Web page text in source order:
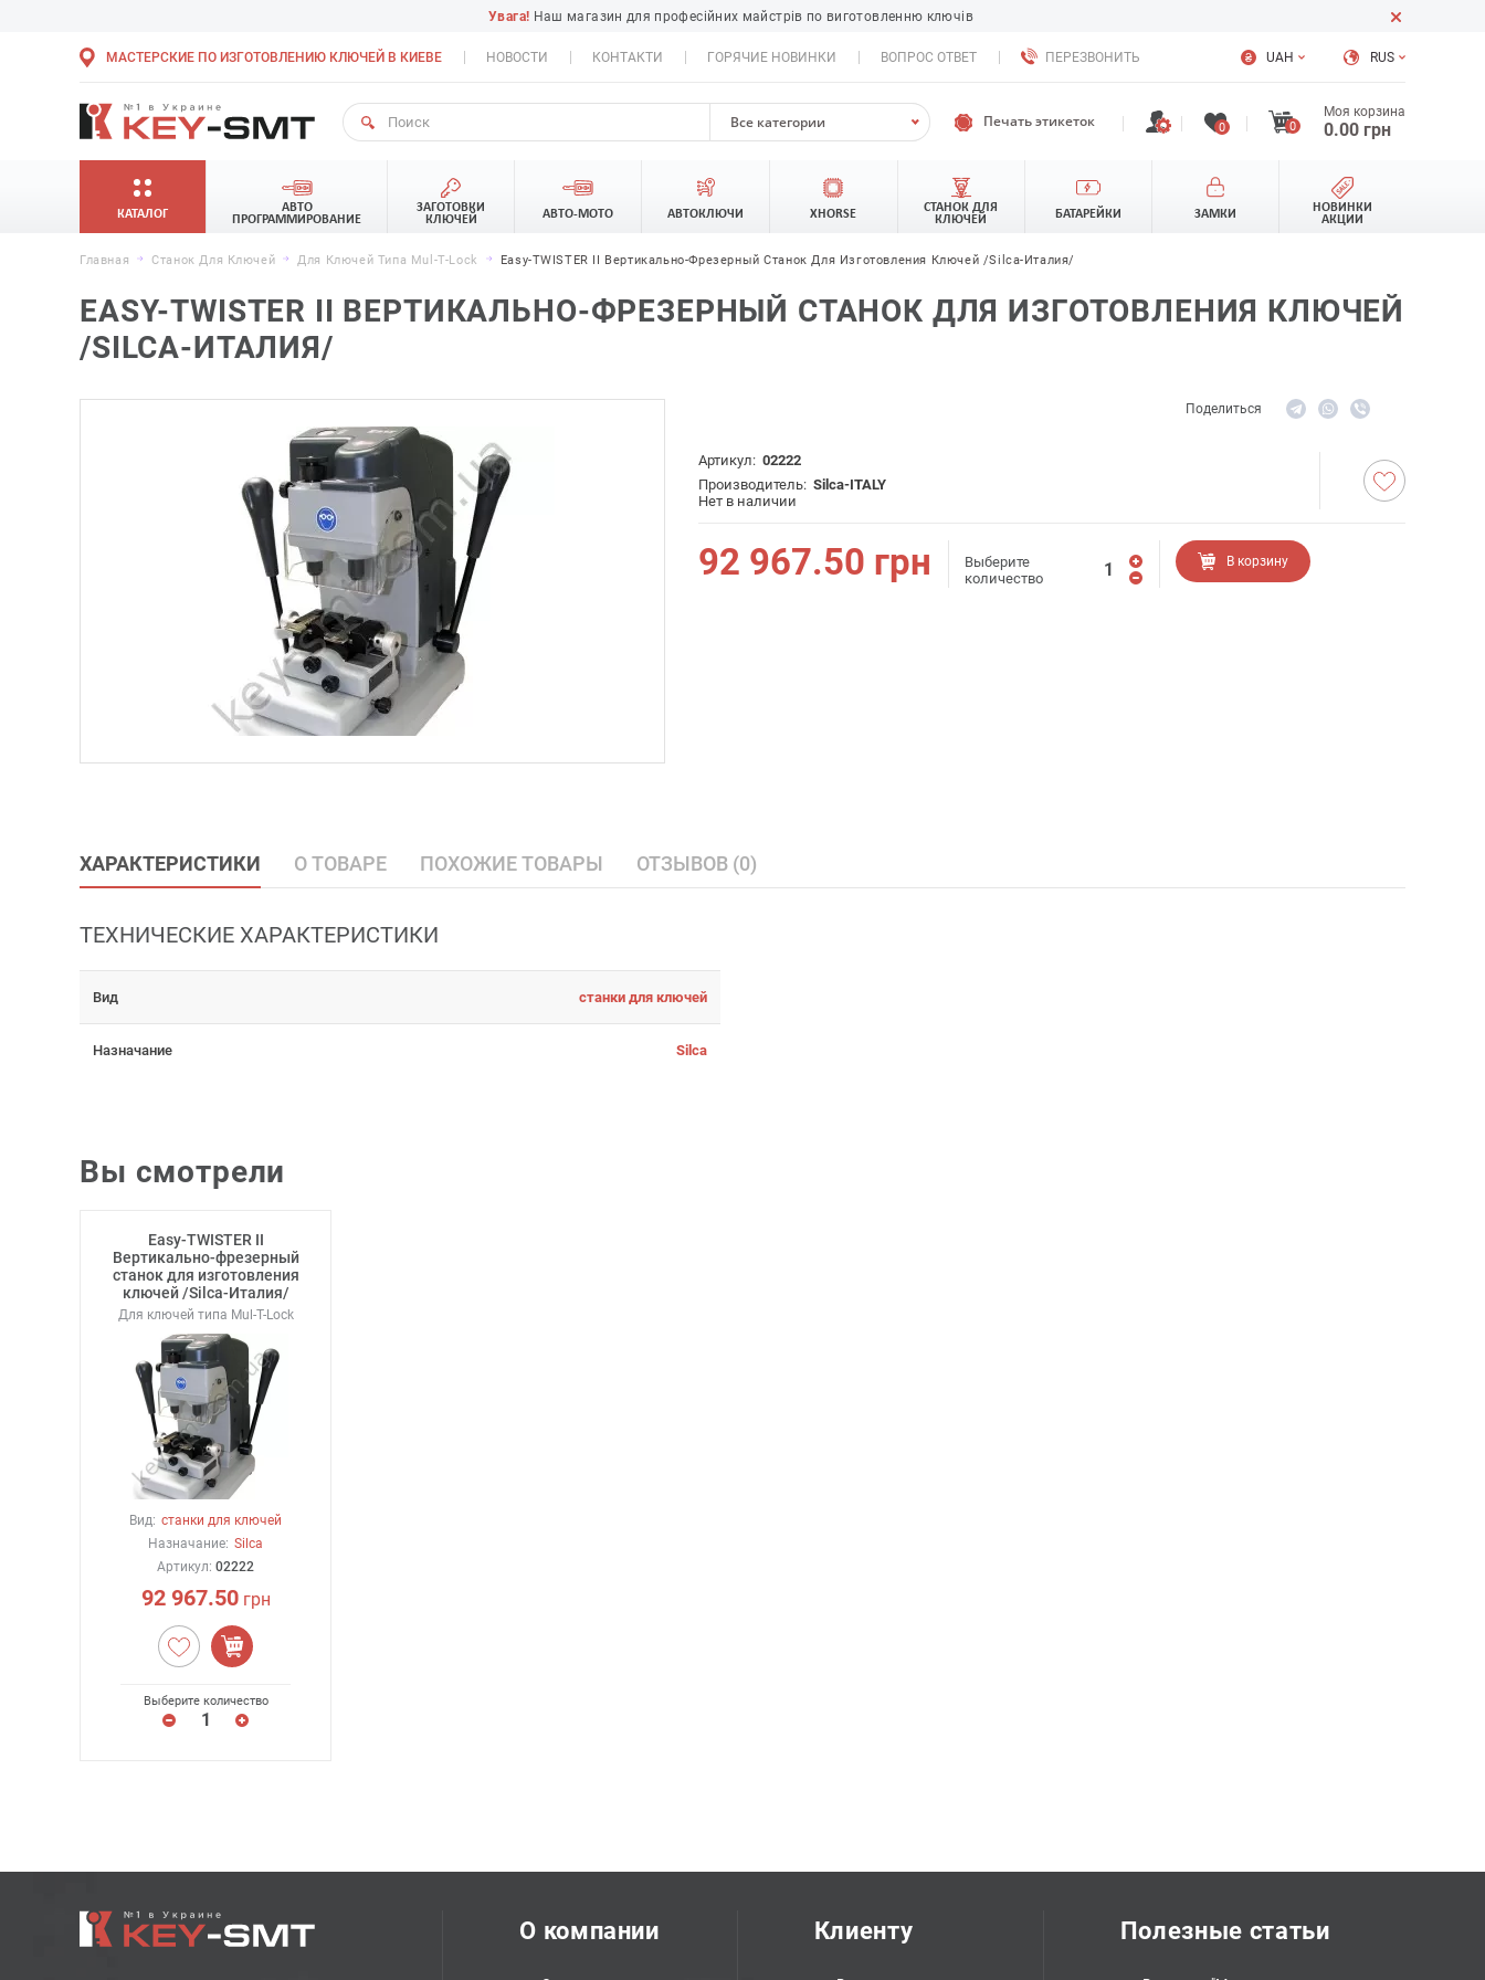
Увага! Наш магазин для професійних майстрів по виготовленню ключів
МАСТЕРСКИЕ ПО ИЗГОТОВЛЕНИЮ КЛЮЧЕЙ В КИЕВЕ НОВОСТИ КОНТАКТИ ГОРЯЧИЕ НОВИНКИ ВОПРОС ОТВЕТ ПЕРЕЗВОНИТЬ UAH RUS
0 0
Моя корзина
0.00 грн
Все категории Печать этикеток
КАТАЛОГ
АВТО
ПРОГРАММИРОВАНИЕ
ЗАГОТОВКИ
КЛЮЧЕЙ
АВТО-МОТО АВТОКЛЮЧИ XHORSE
СТАНОК ДЛЯ
КЛЮЧЕЙ
БАТАРЕЙКИ ЗАМКИ
НОВИНКИ
АКЦИИ
Главная Станок Для Ключей Для Ключей Типа Mul-T-Lock Easy-TWISTER II Вертикально-Фрезерный Станок Для Изготовления Ключей /Silca-Италия/
EASY-TWISTER II ВЕРТИКАЛЬНО-ФРЕЗЕРНЫЙ СТАНОК ДЛЯ ИЗГОТОВЛЕНИЯ КЛЮЧЕЙ
/SILCA-ИТАЛИЯ/
Поделиться
Артикул: 02222
Производитель: Silca-ITALY
Нет в наличии
92 967.50 грн
Выберите
количество
В корзину
ХАРАКТЕРИСТИКИ О ТОВАРЕ ПОХОЖИЕ ТОВАРЫ ОТЗЫВОВ (0)
ТЕХНИЧЕСКИЕ ХАРАКТЕРИСТИКИ
Вид станки для ключей
Назначание Silca
Вы смотрели
Easy-TWISTER II
Вертикально-фрезерный
станок для изготовления
ключей /Silca-Италия/
Для ключей типа Mul-T-Lock
Вид: станки для ключей
Назначание: Silca
Артикул: 02222
92 967.50грн
Выберите количество
О компании Клиенту Полезные статьи